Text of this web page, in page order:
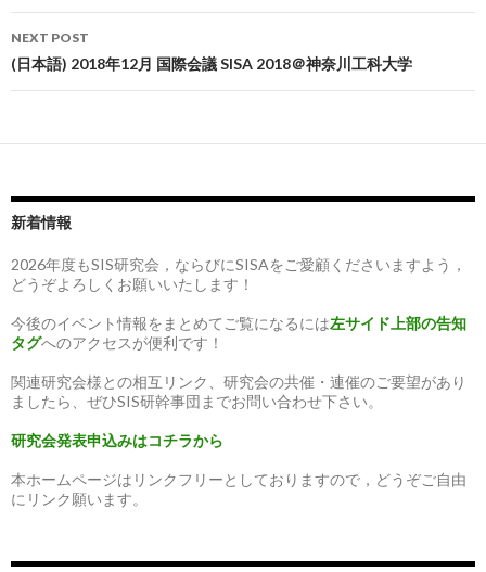
NEXT POST
(日本語) 2018年12月 国際会議 SISA 2018＠神奈川工科大学
新着情報
2026年度もSIS研究会，ならびにSISAをご愛顧くださいますよう，
どうぞよろしくお願いいたします！
今後のイベント情報をまとめてご覧になるには左サイド上部の告知
タグへのアクセスが便利です！
関連研究会様との相互リンク、研究会の共催・連催のご要望があり
ましたら、ぜひSIS研幹事団までお問い合わせ下さい。
研究会発表申込みはコチラから
本ホームページはリンクフリーとしておりますので，どうぞご自由
にリンク願います。